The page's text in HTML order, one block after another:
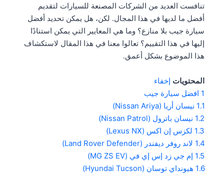
تنافست العديد من الشركات المصنعة للسيارات لتقديم
أفضل ما لديها في هذا المجال. لكن، هل يمكن تحديد أفضل
سيارة جيب بلا منازع؟ وما هي المعايير التي يمكن استنادًا
إليها في هذا التقييم؟ تعالوا معنا في هذا المقال لاستكشاف
هذا الموضوع بشكل أعمق.
المحتويات إخفاء
1 افضل سيارة جيب
1.1 نيسان أريا (Nissan Ariya)
1.2 نيسان باترول (Nissan Patrol)
1.3 لكزس إن اكس (Lexus NX)
1.4 لاند روفر ديفندر (Land Rover Defender)
1.5 إم جي زد إس إي في (MG ZS EV)
1.6 هيونداي توسان (Hyundai Tucson)